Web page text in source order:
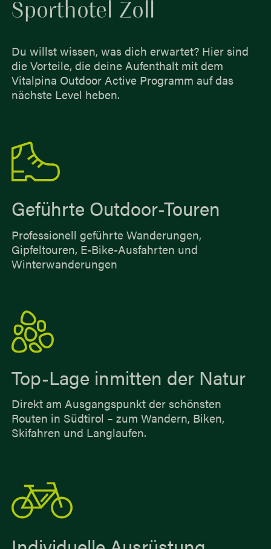
Sporthotel Zoll
Du willst wissen, was dich erwartet? Hier sind
die Vorteile, die deine Aufenthalt mit dem
Vitalpina Outdoor Active Programm auf das
nächste Level heben.
Geführte Outdoor-Touren
Professionell geführte Wanderungen,
Gipfeltouren, E-Bike-Ausfahrten und
Winterwanderungen
Top-Lage inmitten der Natur
Direkt am Ausgangspunkt der schönsten
Routen in Südtirol – zum Wandern, Biken,
Skifahren und Langlaufen.